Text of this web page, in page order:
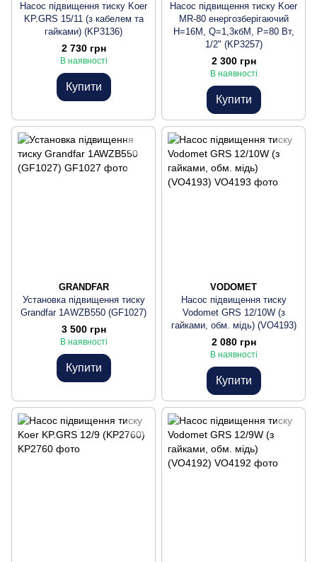
Насос підвищення тиску Koer
KP.GRS 15/11 (з кабелем та
гайками) (KP3136)
2 730 грн
В наявності
Купити
Насос підвищення тиску Koer
MR-80 енергозберігаючий
Н=16М, Q=1,3кбМ, P=80 Вт,
1/2" (KP3257)
2 300 грн
В наявності
Купити
GRANDFAR
Установка підвищення тиску
Grandfar 1AWZB550 (GF1027)
3 500 грн
В наявності
Купити
VODOMET
Насос підвищення тиску
Vodomet GRS 12/10W (з
гайками, обм. мідь) (VO4193)
2 080 грн
В наявності
Купити